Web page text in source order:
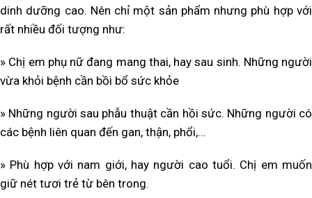
dinh dưỡng cao. Nên chỉ một sản phẩm nhưng phù hợp với
rất nhiều đối tượng như:
» Chị em phụ nữ đang mang thai, hay sau sinh. Những người
vừa khỏi bệnh cần bồi bổ sức khỏe
» Những người sau phẫu thuật cần hồi sức. Những người có
các bệnh liên quan đến gan, thận, phổi,…
» Phù hợp với nam giới, hay người cao tuổi. Chị em muốn
giữ nét tươi trẻ từ bên trong.